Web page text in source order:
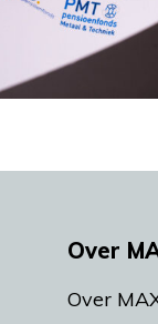
Over
Over